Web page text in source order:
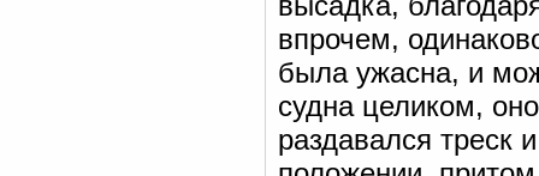
впрочем,
была ужасна, и
судна целиком,
раздавался треск